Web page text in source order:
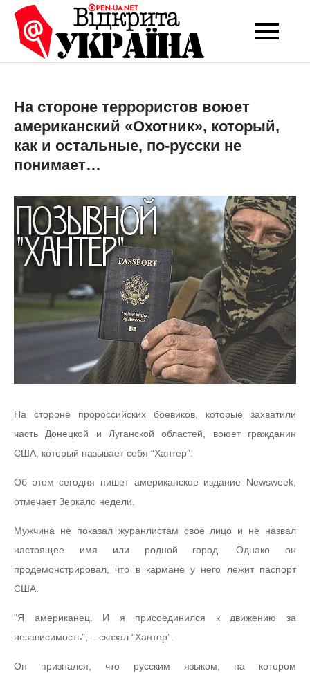
Перейти
вмісту
Open-UA
NET
Це ваше надійне
експертних думок
На стороне террористов воюет
американский «Охотник», который,
как и остальные, по-русски не
понимает…
На стороне пророссийских боевиков, которые захватили
часть Донецкой и Луганской областей, воюет гражданин
США, который называет себя “Хантер”.
Об этом сегодня пишет американское издание Newsweek,
отмечает Зеркало недели.
Мужчина не показал журанлистам свое лицо и не назвал
настоящее имя или родной город. Однако он
продемонстрировал, что в кармане у него лежит паспорт
США.
“Я американец. И я присоединился к движению за
независимость”, – сказал “Хантер”.
Он признался, что русским языком, на котором